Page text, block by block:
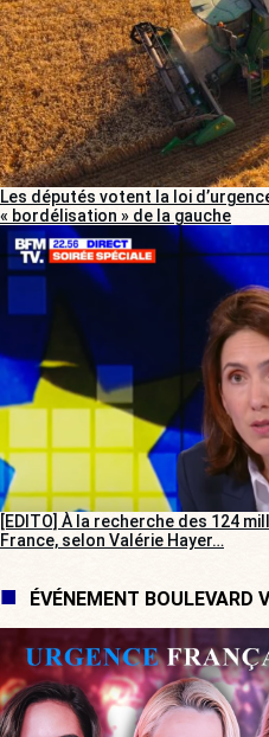
Les députés votent la loi
« bordélisation » de la gauche
[EDITO] À la recherche des 124
France, selon Valérie Hayer…
ÉVÉNEMENT BOULEVARD